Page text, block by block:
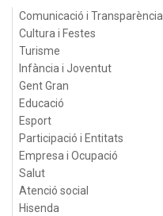
Comunicació i Transparència
Cultura i Festes
Turisme
Infància i Joventut
Gent Gran
Educació
Esport
Participació i Entitats
Empresa i Ocupació
Salut
Atenció social
Hisenda